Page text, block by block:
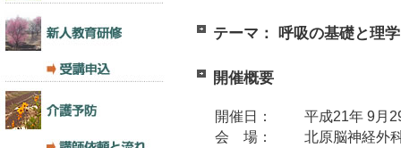
テーマ： 呼吸の基礎と理
開催概要
開催日： 平成21年 9月
会 場： 北原脳神経外